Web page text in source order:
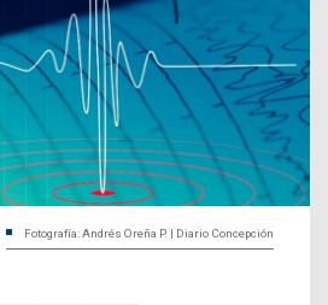
Fotografía: Andrés Oreña P. | Diario Concepción